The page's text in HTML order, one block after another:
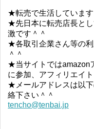
★転売で生活しています
★先日本に転売店長と
激です＾＾
★各取引企業さん等の
＾＾
★当サイトではamazon
に参加、アフィリエイ
★メールアドレスは以
絡下さい＾＾
tencho@tenbai.jp